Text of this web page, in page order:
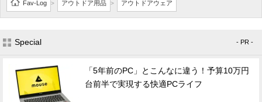
Fav-Log > アウトドア用品 > アウトドアウェア
Special - PR -
「5年前のPC」とこんなに違う！予算10万円
台前半で実現する快適PCライフ